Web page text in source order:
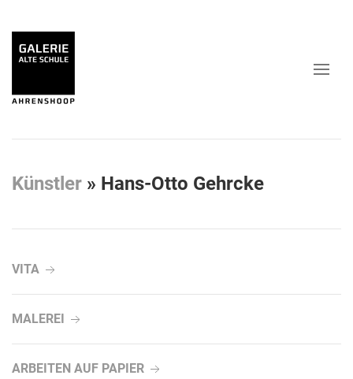
Künstler » Hans-Otto Gehrcke
VITA
MALEREI
ARBEITEN AUF PAPIER